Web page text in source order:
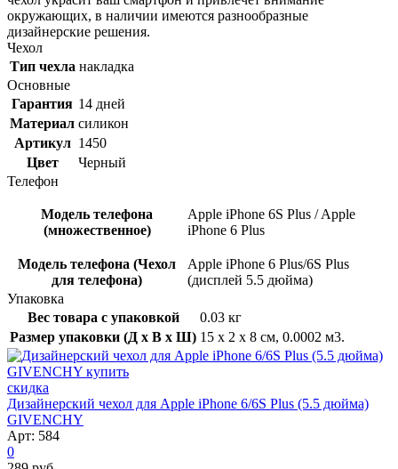
окружающих, в наличии имеются разнообразные
дизайнерские решения.
Чехол
Тип чехла накладка
Основные
Гарантия 14 дней
Материал силикон
Артикул 1450
Цвет
Черный
Телефон
Модель телефона
(множественное)
Apple iPhone 6S Plus / Apple
iPhone 6 Plus
Модель телефона (Чехол
для телефона)
Apple iPhone 6 Plus/6S Plus
(дисплей 5.5 дюйма)
Упаковка
Вес товара с упаковкой
0.03 кг
Размер упаковки (Д x В x Ш) 15 x 2 x 8 см, 0.0002 м3.
скидка
Дизайнерский чехол для Apple iPhone 6/6S Plus (5.5 дюйма)
GIVENCHY
Арт: 584
0